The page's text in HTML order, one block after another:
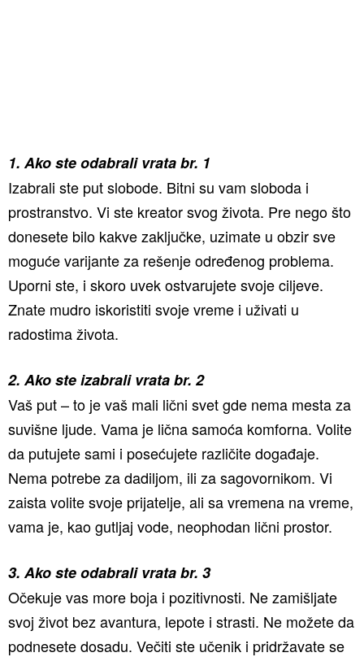
1. Ako ste odabrali vrata br. 1
Izabrali ste put slobode. Bitni su vam sloboda i
prostranstvo. Vi ste kreator svog života. Pre nego što
donesete bilo kakve zaključke, uzimate u obzir sve
moguće varijante za rešenje određenog problema.
Uporni ste, i skoro uvek ostvarujete svoje ciljeve.
Znate mudro iskoristiti svoje vreme i uživati u
radostima života.
2. Ako ste izabrali vrata br. 2
Vaš put – to je vaš mali lični svet gde nema mesta za
suvišne ljude. Vama je lična samoća komforna. Volite
da putujete sami i posećujete različite događaje.
Nema potrebe za dadiljom, ili za sagovornikom. Vi
zaista volite svoje prijatelje, ali sa vremena na vreme,
vama je, kao gutljaj vode, neophodan lični prostor.
3. Ako ste odabrali vrata br. 3
Očekuje vas more boja i pozitivnosti. Ne zamišljate
svoj život bez avantura, lepote i strasti. Ne možete da
podnesete dosadu. Večiti ste učenik i pridržavate se